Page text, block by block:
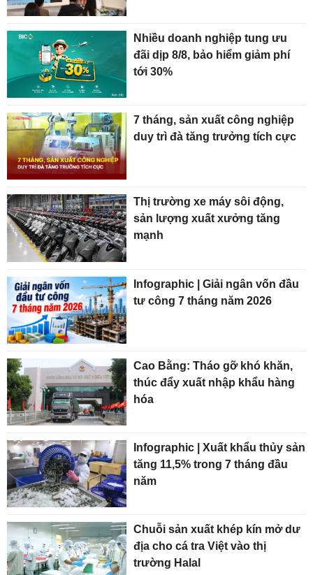
Nhiều doanh nghiệp tung ưu
đãi dịp 8/8, bảo hiểm giảm phí
tới 30%
7 tháng, sản xuất công nghiệp
duy trì đà tăng trưởng tích cực
Thị trường xe máy sôi động,
sản lượng xuất xưởng tăng
mạnh
Infographic | Giải ngân vốn đầu
tư công 7 tháng năm 2026
Cao Bằng: Tháo gỡ khó khăn,
thúc đẩy xuất nhập khẩu hàng
hóa
Infographic | Xuất khẩu thủy sản
tăng 11,5% trong 7 tháng đầu
năm
Chuỗi sản xuất khép kín mở dư
địa cho cá tra Việt vào thị
trường Halal